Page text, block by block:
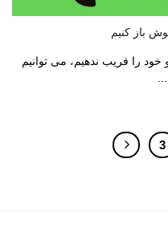
باز کنیم
خود را فریب ندهیم، می توانیم
3